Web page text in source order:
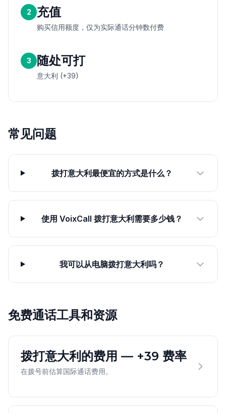
2 充值
购买信用额度，仅为实际通话分钟数付费
3 随处可打
意大利 (+39)
常见问题
拨打意大利最便宜的方式是什么？
使用 VoixCall 拨打意大利需要多少钱？
我可以从电脑拨打意大利吗？
免费通话工具和资源
拨打意大利的费用 — +39 费率
在拨号前估算国际通话费用。